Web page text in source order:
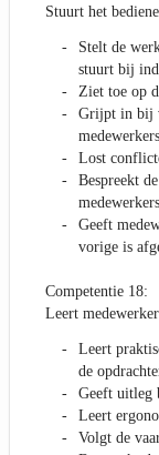
Stuurt het
Stelt de
stuurt bij
Ziet toe op
Grijpt in bij
medewerkers
Lost
Bespreekt
medewerkers
Geeft
vorige is
Competentie 18:
Leert
Leert
de
Geeft uitleg
Leert
Volgt de